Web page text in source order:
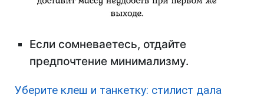
Если сомневаетесь, отдайте
предпочтение минимализму.
Уберите клеш и танкетку: стилист дала